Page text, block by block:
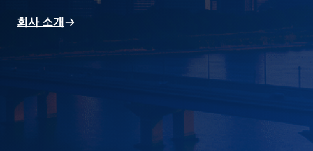
회사 소개